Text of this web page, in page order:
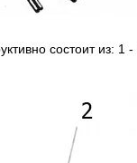
состоит из: